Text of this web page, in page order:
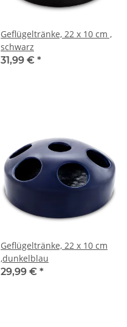
Geflügeltränke, 22 x 10 cm ,
schwarz
31,99 € *
Geflügeltränke, 22 x 10 cm
,dunkelblau
29,99 € *